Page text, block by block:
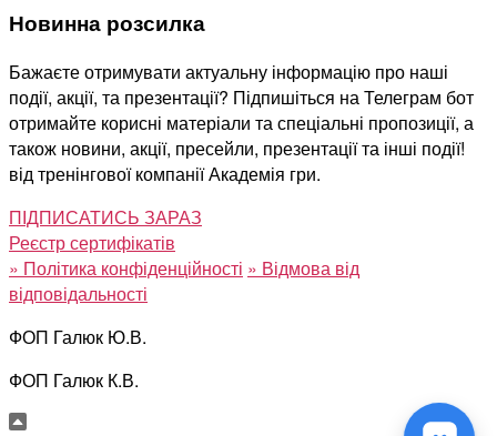
Новинна розсилка
Бажаєте отримувати актуальну інформацію про наші
події, акції, та презентації? Підпишіться на Телеграм бот
отримайте корисні матеріали та спеціальні пропозиції, а
також новини, акції, пресейли, презентації та інші події!
від тренінгової компанії Академія гри.
ПІДПИСАТИСЬ ЗАРАЗ
Реєстр сертифікатів
» Політика конфіденційності » Відмова від
відповідальності
ФОП Галюк Ю.В.
ФОП Галюк К.В.